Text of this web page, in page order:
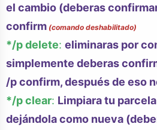
el cambio (deberas
confirm (comando deshabilitado)
*/p delete: eliminaras por
simplemente deberas
/p confirm, después de eso
*/p clear: Limpiara tu
dejándola como nueva